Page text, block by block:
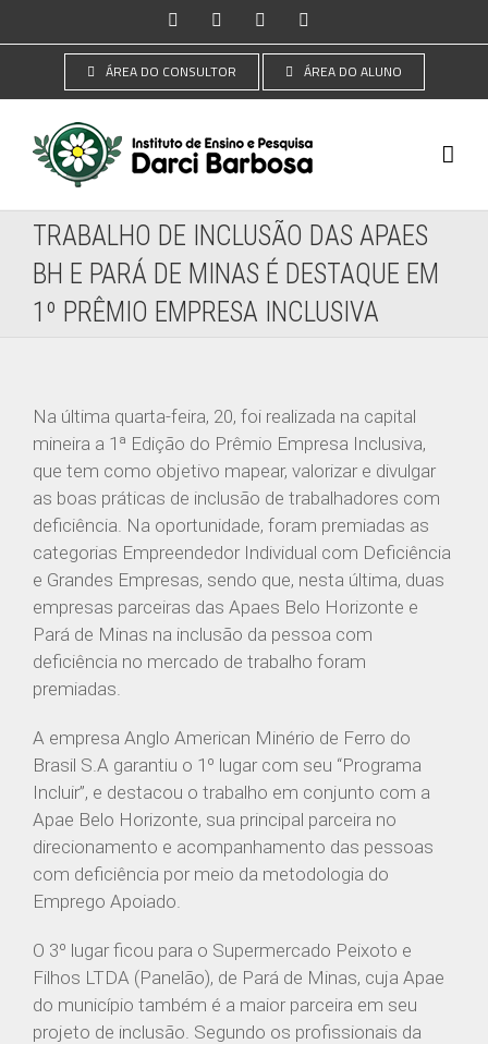
para
conteúdo
InstagramFacebookYouTube
ÁREA DO CONSULTOR ÁREA DO ALUNO
TRABALHO DE INCLUSÃO DAS APAES
BH E PARÁ DE MINAS É DESTAQUE EM
1º PRÊMIO EMPRESA INCLUSIVA
Na última quarta-feira, 20, foi realizada na capital
mineira a 1ª Edição do Prêmio Empresa Inclusiva,
que tem como objetivo mapear, valorizar e divulgar
as boas práticas de inclusão de trabalhadores com
deficiência. Na oportunidade, foram premiadas as
categorias Empreendedor Individual com Deficiência
e Grandes Empresas, sendo que, nesta última, duas
empresas parceiras das Apaes Belo Horizonte e
Pará de Minas na inclusão da pessoa com
deficiência no mercado de trabalho foram
premiadas.
A empresa Anglo American Minério de Ferro do
Brasil S.A garantiu o 1º lugar com seu “Programa
Incluir”, e destacou o trabalho em conjunto com a
Apae Belo Horizonte, sua principal parceira no
direcionamento e acompanhamento das pessoas
com deficiência por meio da metodologia do
Emprego Apoiado.
O 3º lugar ficou para o Supermercado Peixoto e
Filhos LTDA (Panelão), de Pará de Minas, cuja Apae
do município também é a maior parceira em seu
projeto de inclusão. Segundo os profissionais da